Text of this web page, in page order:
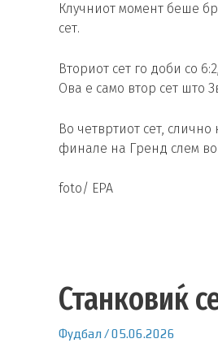
Клучниот момент беше
сет.
Вториот сет го доби со
Ова е само втор сет што
Во четвртиот сет,
финале на Гренд слем
foto/ EPA
Станковиќ
Фудбал /05.06.2026